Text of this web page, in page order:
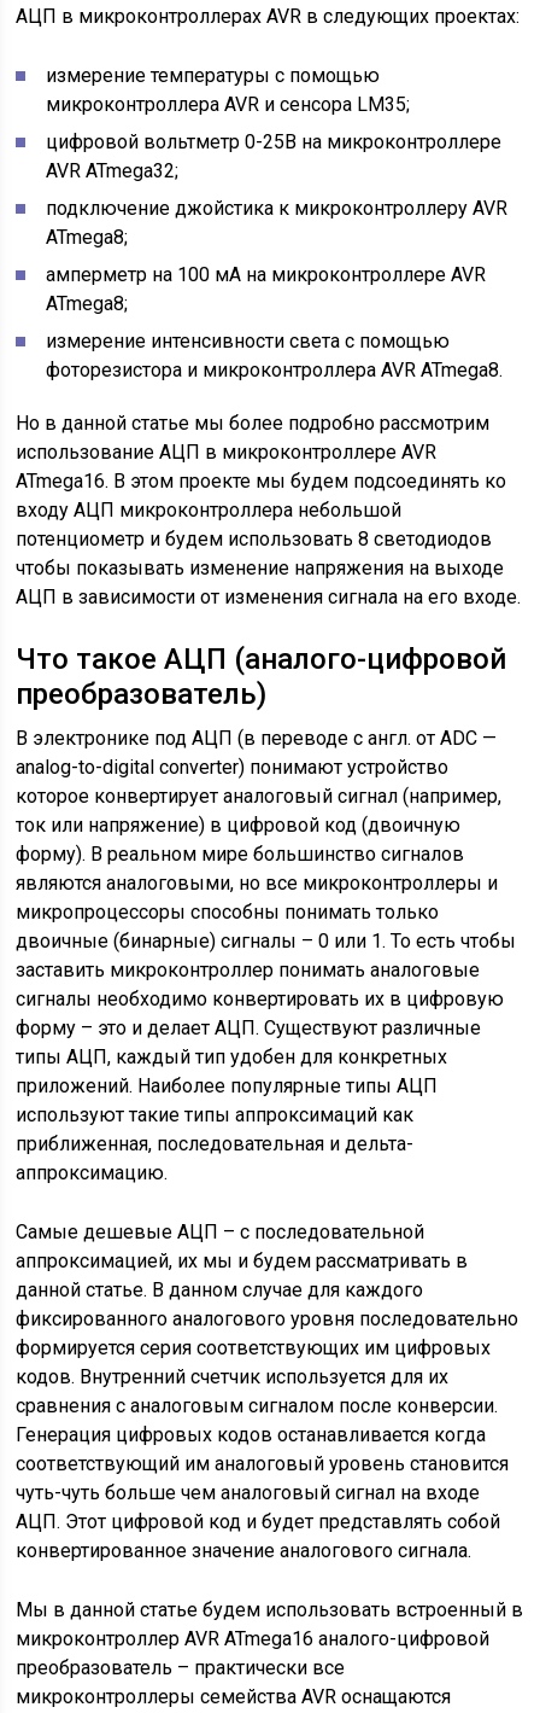
АЦП в микроконтроллерах AVR в следующих проектах:
измерение температуры с помощью
микроконтроллера AVR и сенсора LM35;
цифровой вольтметр 0-25В на микроконтроллере
AVR ATmega32;
подключение джойстика к микроконтроллеру AVR
ATmega8;
амперметр на 100 мА на микроконтроллере AVR
ATmega8;
измерение интенсивности света с помощью
фоторезистора и микроконтроллера AVR ATmega8.
Но в данной статье мы более подробно рассмотрим
использование АЦП в микроконтроллере AVR
ATmega16. В этом проекте мы будем подсоединять ко
входу АЦП микроконтроллера небольшой
потенциометр и будем использовать 8 светодиодов
чтобы показывать изменение напряжения на выходе
АЦП в зависимости от изменения сигнала на его входе.
Что такое АЦП (аналого-цифровой
преобразователь)
В электронике под АЦП (в переводе с англ. от ADC —
analog-to-digital converter) понимают устройство
которое конвертирует аналоговый сигнал (например,
ток или напряжение) в цифровой код (двоичную
форму). В реальном мире большинство сигналов
являются аналоговыми, но все микроконтроллеры и
микропроцессоры способны понимать только
двоичные (бинарные) сигналы – 0 или 1. То есть чтобы
заставить микроконтроллер понимать аналоговые
сигналы необходимо конвертировать их в цифровую
форму – это и делает АЦП. Существуют различные
типы АЦП, каждый тип удобен для конкретных
приложений. Наиболее популярные типы АЦП
используют такие типы аппроксимаций как
приближенная, последовательная и дельта-
аппроксимацию.
Самые дешевые АЦП – с последовательной
аппроксимацией, их мы и будем рассматривать в
данной статье. В данном случае для каждого
фиксированного аналогового уровня последовательно
формируется серия соответствующих им цифровых
кодов. Внутренний счетчик используется для их
сравнения с аналоговым сигналом после конверсии.
Генерация цифровых кодов останавливается когда
соответствующий им аналоговый уровень становится
чуть-чуть больше чем аналоговый сигнал на входе
АЦП. Этот цифровой код и будет представлять собой
конвертированное значение аналогового сигнала.
Мы в данной статье будем использовать встроенный в
микроконтроллер AVR ATmega16 аналого-цифровой
преобразователь – практически все
микроконтроллеры семейства AVR оснащаются